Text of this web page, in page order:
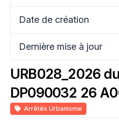
Date de création
Dernière mise à jour
URB028_2026
DP090032 26
Arrêtés Urbanisme